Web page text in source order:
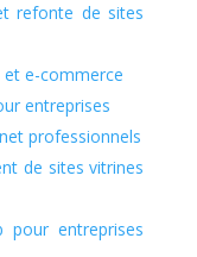
refonte de sites
e-commerce
entreprises
professionnels
de sites vitrines
pour entreprises